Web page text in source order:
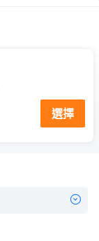
選擇